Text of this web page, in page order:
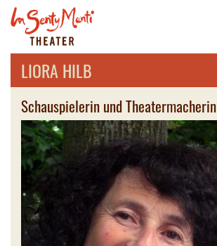
LIORA HILB
Schauspielerin und Theatermacherin